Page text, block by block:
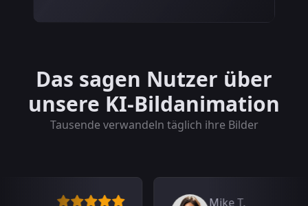
Das sagen Nutzer über
unsere KI-Bildanimation
Tausende verwandeln täglich ihre Bilder
Mike T.